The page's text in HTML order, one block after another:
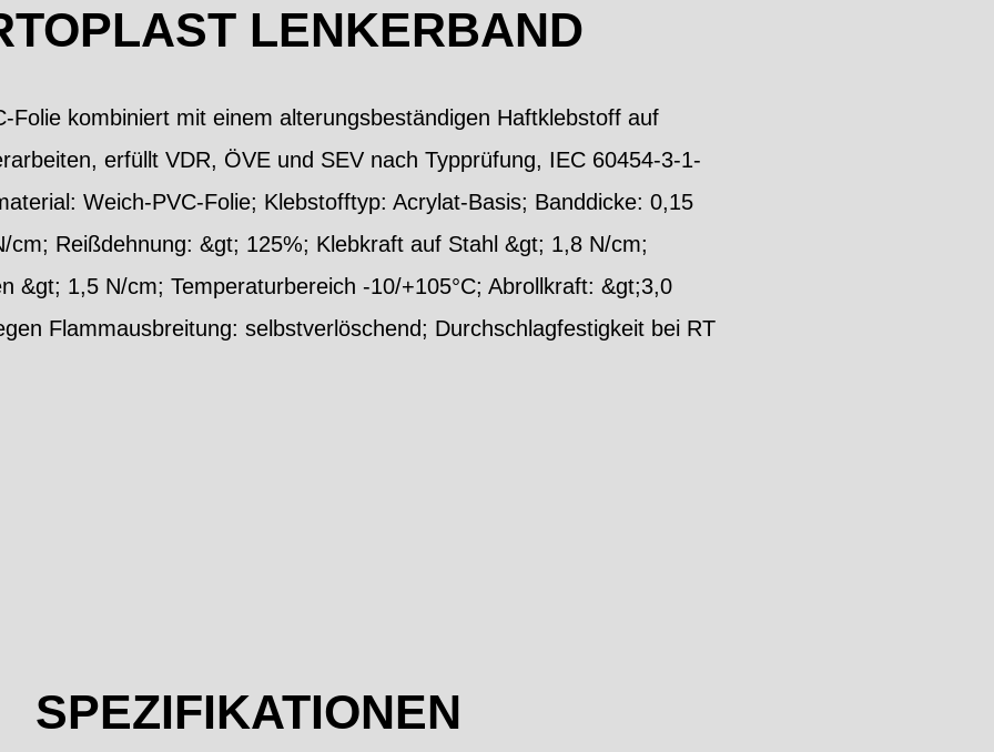
LENKERBAND
Folie kombiniert mit einem alterungsbeständigen Haftklebstoff auf
erfüllt VDR, ÖVE und SEV nach Typprüfung, IEC 60454-3-1-
Weich-PVC-Folie; Klebstofftyp: Acrylat-Basis; Banddicke: 0,15
cm; Reißdehnung: &gt; 125%; Klebkraft auf Stahl &gt; 1,8 N/cm;
&gt; 1,5 N/cm; Temperaturbereich -10/+105°C; Abrollkraft: &gt;3,0
Flammausbreitung: selbstverlöschend; Durchschlagfestigkeit bei RT
SPEZIFIKATIONEN